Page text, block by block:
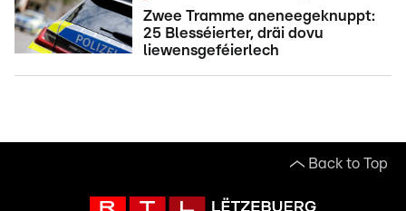
Zwee Tramme aneneegeknuppt:
25 Blesséierter, dräi dovu
liewensgeféierlech
Back to Top